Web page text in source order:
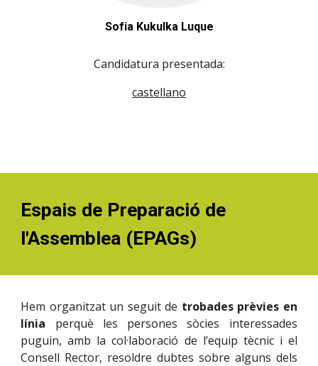
Sofia Kukulka Luque
Candidatura presentada:
castellano
Espais de Preparació de
l'Assemblea (EPAGs)
Hem organitzatun seguit de trobades prèvies en
línia perquè les persones sòcies interessades
puguin, amb la col·laboració de l’equip tècnic i el
Consell Rector, resoldre dubtes sobre alguns dels